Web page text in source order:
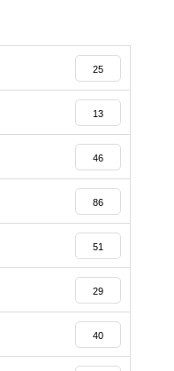
25
13
46
86
51
29
40